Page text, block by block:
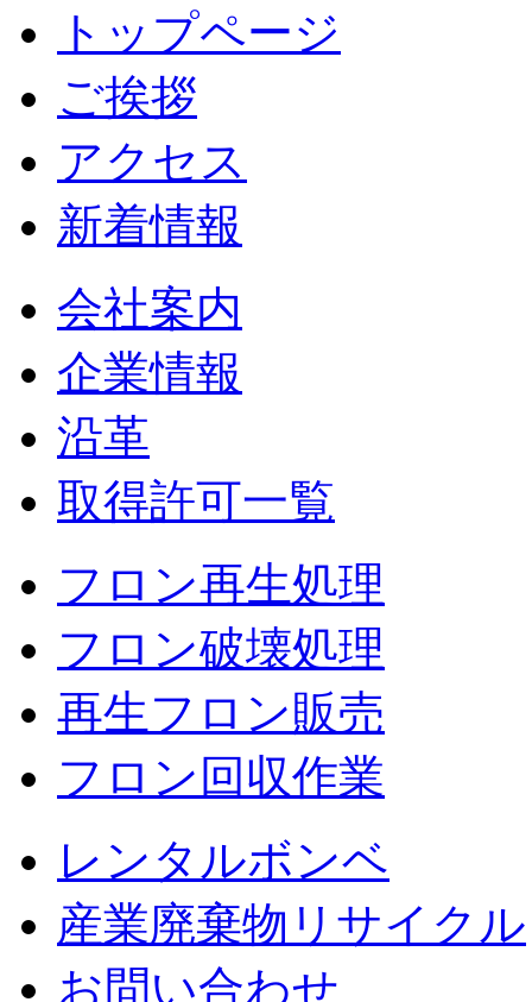
トップページ
ご挨拶
アクセス
新着情報
会社案内
企業情報
沿革
取得許可一覧
フロン再生処理
フロン破壊処理
再生フロン販売
フロン回収作業
レンタルボンベ
産業廃棄物リサイクル
お問い合わせ